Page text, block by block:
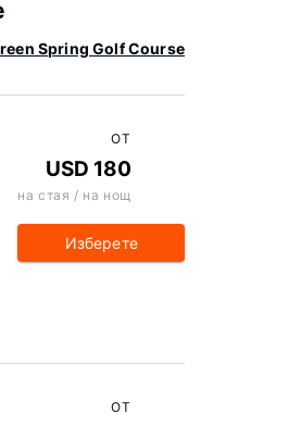
Spring Golf Course
ОТ
USD 180
на стая / на нощ
Изберете
ОТ